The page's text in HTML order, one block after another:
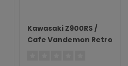
Kawasaki Z900RS /
Cafe Vandemon Retro